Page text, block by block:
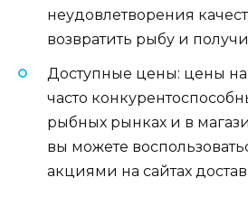
неудовлетворения
возвратить рыбу и
Доступные цены: цены на
часто
рыбных рынках и в
вы можете
акциями на сайтах